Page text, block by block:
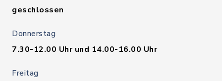
geschlossen
Donnerstag
7.30-12.00 Uhr und 14.00-16.00 Uhr
Freitag